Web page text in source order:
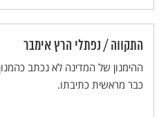
התקווה / נפתלי הרץ אימבר
ההימנון של המדינה לא נכתב כהמנון
כבר מראשית כתיבתו.